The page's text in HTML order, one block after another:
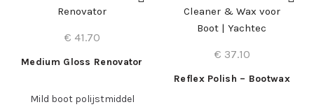
resultaat zonder vettige
Reinig, verzorg en bescherm
alle oppervlakken aan boord
€ 41.70
Medium Gloss Renovator
Mild boot polijstmiddel
€ 37.10
Reflex Polish – Bootwax